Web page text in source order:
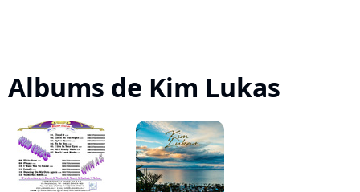
Albums de Kim Lukas